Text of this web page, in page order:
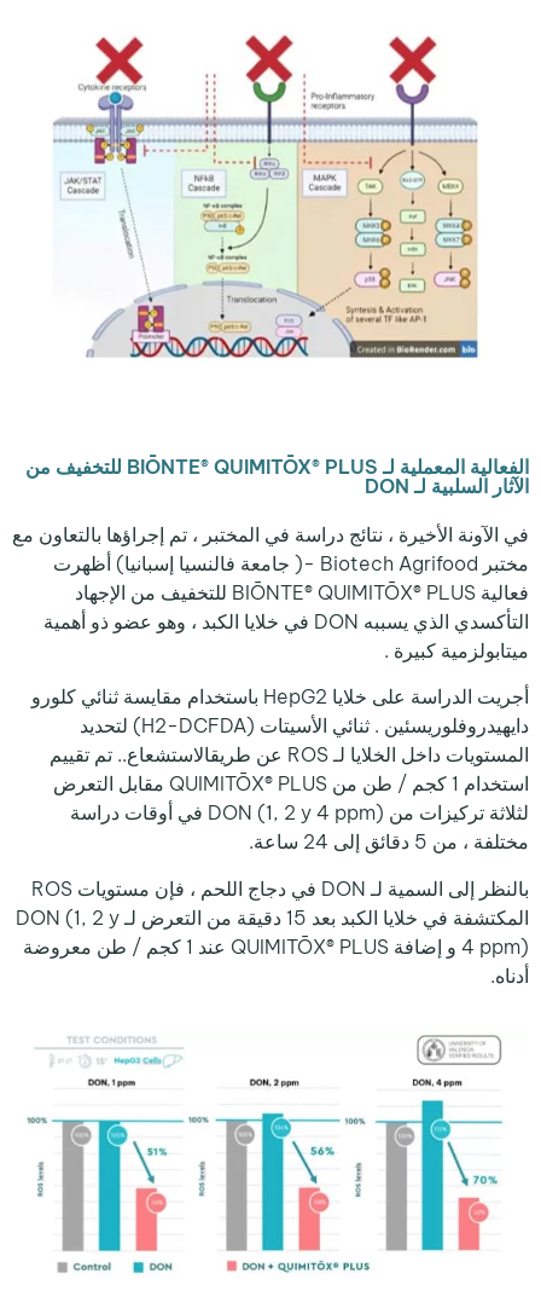
الفعالية المعملية لـ BIŌNTE® QUIMITŌX® PLUS للتخفيف من
الآثار السلبية لـ DON
في الآونة الأخيرة ، نتائج دراسة في المختبر ، تم إجراؤها بالتعاون مع
مختبر Biotech Agrifood -( جامعة فالنسيا إسبانيا) أظهرت
فعالية BIŌNTE® QUIMITŌX® PLUS للتخفيف من الإجهاد
التأكسدي الذي يسببه DON في خلايا الكبد ، وهو عضو ذو أهمية
ميتابولزمية كبيرة .
أجريت الدراسة على خلايا HepG2 باستخدام مقايسة ثنائي كلورو
دايهيدروفلوريسئين . ثنائي الأسيتات (H2-DCFDA) لتحديد
المستويات داخل الخلايا لـ ROS عن طريقالاستشعاع.. تم تقييم
استخدام 1 كجم / طن من QUIMITŌX® PLUS مقابل التعرض
لثلاثة تركيزات من DON (1, 2 y 4 ppm) في أوقات دراسة
مختلفة ، من 5 دقائق إلى 24 ساعة.
بالنظر إلى السمية لـ DON في دجاج اللحم ، فإن مستويات ROS
المكتشفة في خلايا الكبد بعد 15 دقيقة من التعرض لـ DON (1, 2 y
4 ppm) و إضافة QUIMITŌX® PLUS عند 1 كجم / طن معروضة
أدناه.